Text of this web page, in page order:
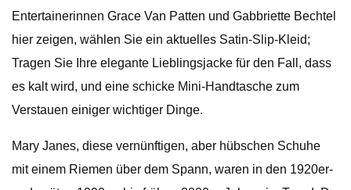
Entertainerinnen Grace Van Patten und Gabbriette Bechtel
hier zeigen, wählen Sie ein aktuelles Satin-Slip-Kleid;
Tragen Sie Ihre elegante Lieblingsjacke für den Fall, dass
es kalt wird, und eine schicke Mini-Handtasche zum
Verstauen einiger wichtiger Dinge.
Mary Janes, diese vernünftigen, aber hübschen Schuhe
mit einem Riemen über dem Spann, waren in den 1920er-